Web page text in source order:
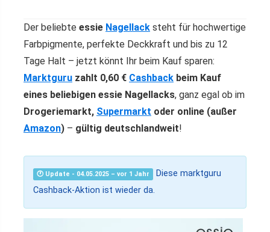
Der beliebte essie Nagellack steht für hochwertige
Farbpigmente, perfekte Deckkraft und bis zu 12
Tage Halt – jetzt könnt Ihr beim Kauf sparen:
Marktguru zahlt 0,60 € Cashback beim Kauf
eines beliebigen essie Nagellacks, ganz egal ob im
Drogeriemarkt, Supermarkt oder online (außer
Amazon) – gültig deutschlandweit!
🕐 Update - 04.05.2025 – vor 1 Jahr
Diese marktguru
Cashback-Aktion ist wieder da.